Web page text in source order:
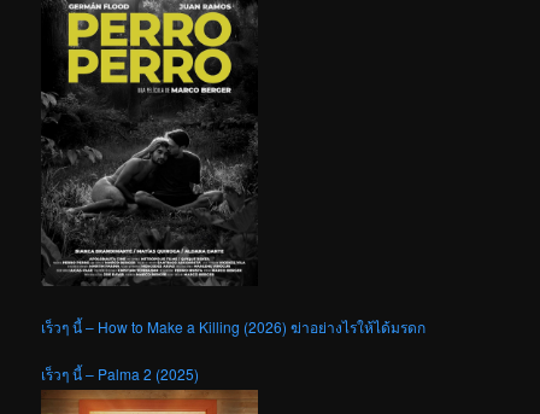
เร็วๆ นี้ – How to Make a Killing (2026) ฆ่าอย่างไรให้ได้มรดก
เร็วๆ นี้ – Palma 2 (2025)